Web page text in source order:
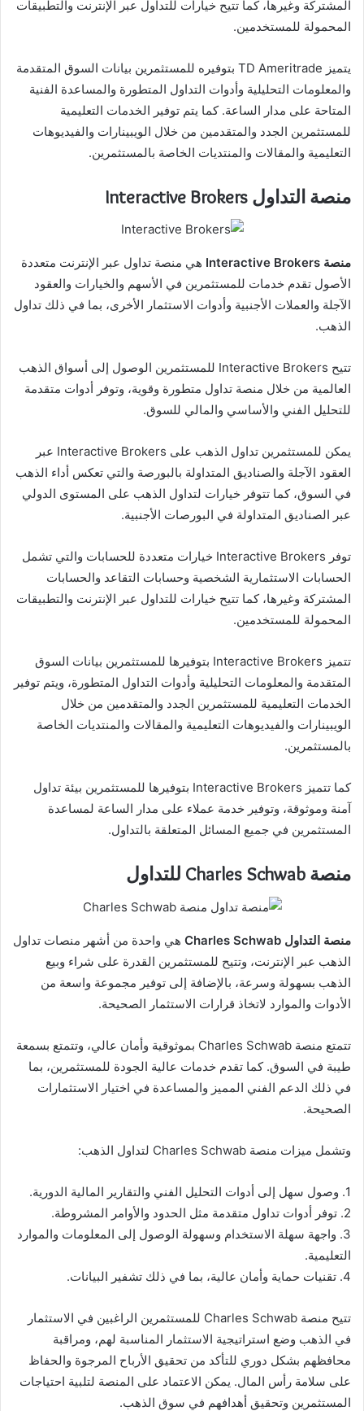
المشتركة وغيرها، كما تتيح خيارات للتداول عبر الإنترنت والتطبيقات
المحمولة للمستخدمين.
يتميز TD Ameritrade بتوفيره للمستثمرين بيانات السوق المتقدمة
والمعلومات التحليلية وأدوات التداول المتطورة والمساعدة الفنية
المتاحة على مدار الساعة. كما يتم توفير الخدمات التعليمية
للمستثمرين الجدد والمتقدمين من خلال الويبينارات والفيديوهات
التعليمية والمقالات والمنتديات الخاصة بالمستثمرين.
منصة التداول Interactive Brokers
منصة Interactive Brokers
هي منصة تداول عبر الإنترنت متعددة
الأصول تقدم خدمات للمستثمرين في الأسهم والخيارات والعقود
الآجلة والعملات الأجنبية وأدوات الاستثمار الأخرى، بما في ذلك تداول
الذهب.
تتيح Interactive Brokers للمستثمرين الوصول إلى أسواق الذهب
العالمية من خلال منصة تداول متطورة وقوية، وتوفر أدوات متقدمة
للتحليل الفني والأساسي والمالي للسوق.
يمكن للمستثمرين تداول الذهب على Interactive Brokers عبر
العقود الآجلة والصناديق المتداولة بالبورصة والتي تعكس أداء الذهب
في السوق، كما تتوفر خيارات لتداول الذهب على المستوى الدولي
عبر الصناديق المتداولة في البورصات الأجنبية.
توفر Interactive Brokers خيارات متعددة للحسابات والتي تشمل
الحسابات الاستثمارية الشخصية وحسابات التقاعد والحسابات
المشتركة وغيرها، كما تتيح خيارات للتداول عبر الإنترنت والتطبيقات
المحمولة للمستخدمين.
تتميز Interactive Brokers بتوفيرها للمستثمرين بيانات السوق
المتقدمة والمعلومات التحليلية وأدوات التداول المتطورة، ويتم توفير
الخدمات التعليمية للمستثمرين الجدد والمتقدمين من خلال
الويبينارات والفيديوهات التعليمية والمقالات والمنتديات الخاصة
بالمستثمرين.
كما تتميز Interactive Brokers بتوفيرها للمستثمرين بيئة تداول
آمنة وموثوقة، وتوفير خدمة عملاء على مدار الساعة لمساعدة
المستثمرين في جميع المسائل المتعلقة بالتداول.
منصة Charles Schwab للتداول
منصة التداول Charles Schwab
هي واحدة من أشهر منصات تداول
الذهب عبر الإنترنت، وتتيح للمستثمرين القدرة على شراء وبيع
الذهب بسهولة وسرعة، بالإضافة إلى توفير مجموعة واسعة من
الأدوات والموارد لاتخاذ قرارات الاستثمار الصحيحة.
تتمتع منصة Charles Schwab بموثوقية وأمان عالي، وتتمتع بسمعة
طيبة في السوق. كما تقدم خدمات عالية الجودة للمستثمرين، بما
في ذلك الدعم الفني المميز والمساعدة في اختيار الاستثمارات
الصحيحة.
وتشمل ميزات منصة Charles Schwab لتداول الذهب:
1. وصول سهل إلى أدوات التحليل الفني والتقارير المالية الدورية.
2. توفر أدوات تداول متقدمة مثل الحدود والأوامر المشروطة.
3. واجهة سهلة الاستخدام وسهولة الوصول إلى المعلومات والموارد
التعليمية.
4. تقنيات حماية وأمان عالية، بما في ذلك تشفير البيانات.
تتيح منصة Charles Schwab للمستثمرين الراغبين في الاستثمار
في الذهب وضع استراتيجية الاستثمار المناسبة لهم، ومراقبة
محافظهم بشكل دوري للتأكد من تحقيق الأرباح المرجوة والحفاظ
على سلامة رأس المال. يمكن الاعتماد على المنصة لتلبية احتياجات
المستثمرين وتحقيق أهدافهم في سوق الذهب.